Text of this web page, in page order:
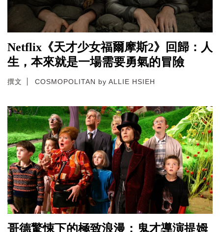
Netflix《天才少女福爾摩斯2》回歸：人
生，本來就是一場需要勇氣的冒險
撰文 COSMOPOLITAN by ALLIE HSIEH
哥德驚悚下的極致浪漫：鬼才導演提姆